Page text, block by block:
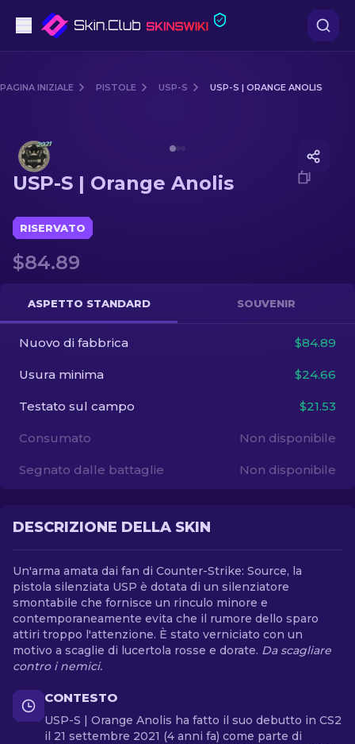
Fucile
Fucile di precisione
Coltelli
Guanto
Casse
Altro
PAGINA INIZIALE PISTOLE USP-S USP-S | ORANGE ANOLIS
USP-S | Orange Anolis
RISERVATO
$84.89
ASPETTO STANDARD SOUVENIR
Nuovo di fabbrica $84.89
Usura minima $24.66
Testato sul campo $21.53
Consumato Non disponibile
Segnato dalle battaglie Non disponibile
DESCRIZIONE DELLA SKIN
Un'arma amata dai fan di Counter-Strike: Source, la
pistola silenziata USP è dotata di un silenziatore
smontabile che fornisce un rinculo minore e
contemporaneamente evita che il rumore dello sparo
attiri troppo l'attenzione. È stato verniciato con un
motivo a scaglie di lucertola rosse e dorate. Da scagliare
contro i nemici.
CONTESTO
USP-S | Orange Anolis ha fatto il suo debutto in CS2
il 21 settembre 2021 (4 anni fa) come parte di